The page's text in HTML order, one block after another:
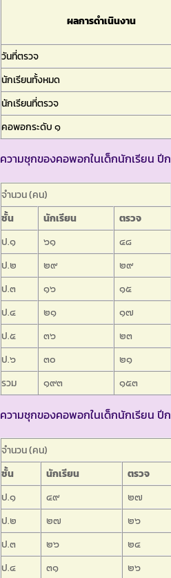
ผลการดำเนินงาน
วันที่ตรวจ
นักเรียนทั้งหมด
นักเรียนที่ตรวจ
คอพอกระดับ ๑
ความชุกของคอพอกในเด็กนักเรียน
จำนวน (คน)
ชั้น
นักเรียน ตรวจ
ป.๑
๖๑ ๔๘
ป.๒
๒๙ ๒๙
ป.๓
๑๖ ๑๕
ป.๔
๒๑ ๑๗
ป.๕
๓๖ ๒๓
ป.๖
๓๐ ๒๑
รวม
๑๙๓ ๑๕๓
ความชุกของคอพอกในเด็กนักเรียน
จำนวน (คน)
ชั้น
นักเรียน ตรวจ
ป.๑
๔๙ ๒๗
ป.๒
๒๗ ๒๖
ป.๓
๒๖ ๒๔
ป.๔
๓๑ ๒๖